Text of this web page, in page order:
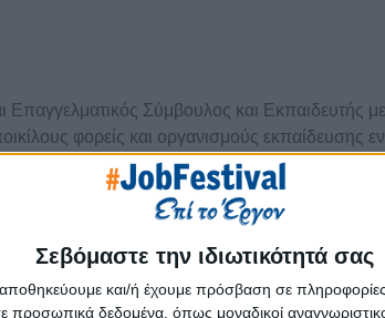
Σεβόμαστε την ιδιωτικότητά σας
αποθηκεύουμε και/ή έχουμε πρόσβαση σε
προσωπικά δεδομένα, όπως μοναδικοί
Σύμβουλος και Εκπαιδευτής με
φορείς και οργανισμούς εκπαίδευσης
ολοκληρώσει μεταδιδακτορική έρευνα με
7 χρόνια, ο Δρ. Καλίρης είναι
Επιστημών (Μονάδα Εξ Αποστάσεως
επίσης, Σύμβουλος Εκπαίδευσης και
έχει διδάξει επανειλημμένως στο
Ανώτατης Σχολής Παιδαγωγικής και